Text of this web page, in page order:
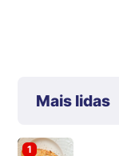
Mais lidas
1